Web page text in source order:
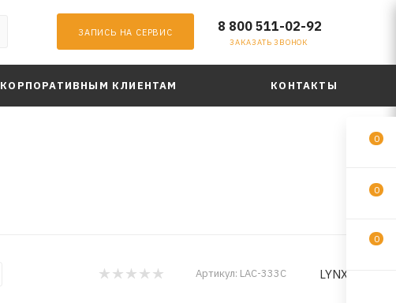
ЗАПИСЬ НА СЕРВИС 8 800 511-02-92
ЗАКАЗАТЬ ЗВОНОК
КОРПОРАТИВНЫМ КЛИЕНТАМ КОНТАКТЫ
Артикул: LAC-333C LYNXauto
0
0
0